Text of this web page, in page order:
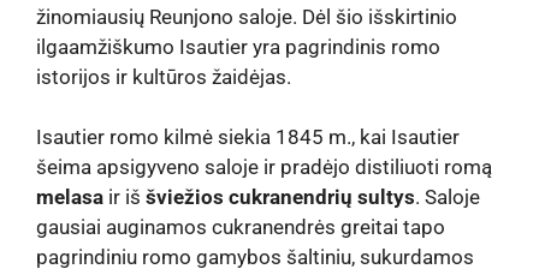
žinomiausių Reunjono saloje. Dėl šio išskirtinio
ilgaamžiškumo Isautier yra pagrindinis romo
istorijos ir kultūros žaidėjas.
Isautier romo kilmė siekia 1845 m., kai Isautier
šeima apsigyveno saloje ir pradėjo distiliuoti romą
melasa ir iš šviežios cukranendrių sultys. Saloje
gausiai auginamos cukranendrės greitai tapo
pagrindiniu romo gamybos šaltiniu, sukurdamos